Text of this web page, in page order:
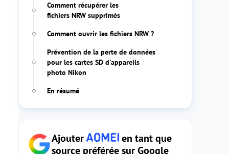
Comment récupérer les
fichiers NRW supprimés
Comment ouvrir les fichiers NRW ?
Prévention de la perte de données
pour les cartes SD d'appareils
photo Nikon
En résumé
Ajouter
en tant que
source préférée sur Google